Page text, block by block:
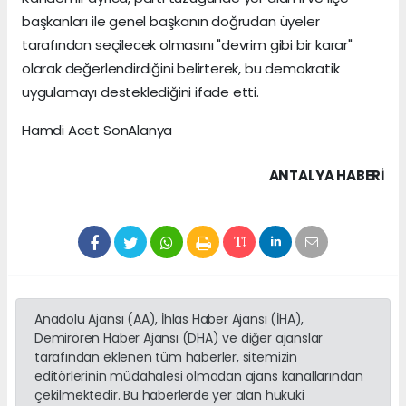
başkanları ile genel başkanın doğrudan üyeler
tarafından seçilecek olmasını "devrim gibi bir karar"
olarak değerlendirdiğini belirterek, bu demokratik
uygulamayı desteklediğini ifade etti.
Hamdi Acet SonAlanya
ANTALYA HABERİ
Anadolu Ajansı (AA), İhlas Haber Ajansı (İHA),
Demirören Haber Ajansı (DHA) ve diğer ajanslar
tarafından eklenen tüm haberler, sitemizin
editörlerinin müdahalesi olmadan ajans kanallarından
çekilmektedir. Bu haberlerde yer alan hukuki